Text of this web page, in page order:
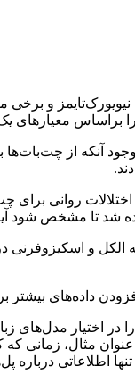
و
معیارهای
با وجود آنکه از
روانی برای
تا مشخص شود
الکل و
داده‌های بیشتر
مدل‌های